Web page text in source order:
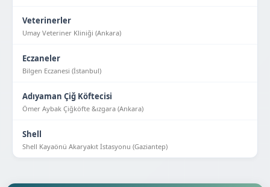
Veterinerler
Umay Veteriner Kliniği (Ankara)
Eczaneler
Bilgen Eczanesi (İstanbul)
Adıyaman Çiğ Köftecisi
Ömer Aybak Çiğköfte &ızgara (Ankara)
Shell
Shell Kayaönü Akaryakıt İstasyonu (Gaziantep)